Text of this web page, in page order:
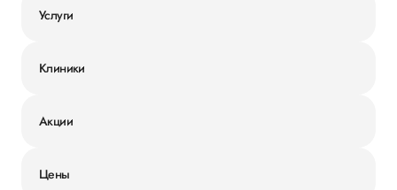
Услуги
Клиники
Акции
Цены